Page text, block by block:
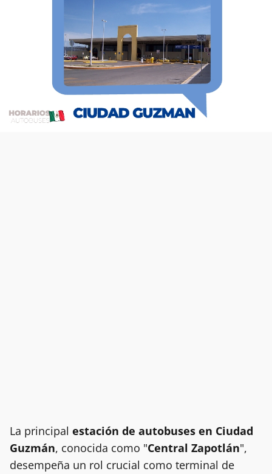
La principal estación de autobuses en Ciudad
Guzmán, conocida como "Central Zapotlán",
desempeña un rol crucial como terminal de